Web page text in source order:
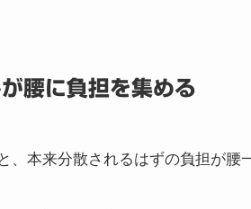
腰に負担を集める
、本来分散されるはずの負担が腰